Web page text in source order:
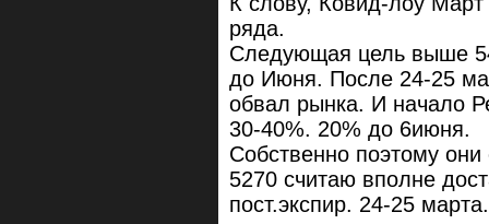
ряда.
Следующая цель выше
до Июня. После 24-25
обвал рынка. И начало
30-40%. 20% до 6июня.
Собственно поэтому
5270 считаю вполне
пост.экспир. 24-25